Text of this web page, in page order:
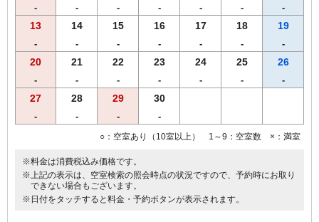
【おことわり】奈良ざんまい御膳は、関西出身の料理長によるご宿泊
者限定メニューです。恐れ入りますが、２食付きご宿泊プランのみの
- - - - - - -
13
-
14
-
15
-
16
-
17
-
18
-
19
-
20
-
21
-
22
-
23
-
24
-
25
-
26
-
27
-
28
-
29
-
30
-
○：空室あり（10室以上） 1～9：空室数 ×：満室
※料金は消費税込み価格です。
※上記の表示は、空室検索の照会時点の状況ですので、予約時にお取り
できない場合もございます。
※日付をタッチすると料金・予約ボタンが表示されます。